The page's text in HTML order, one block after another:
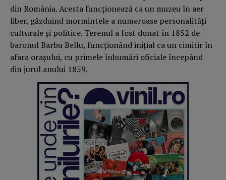
din România. Acesta funcţionează ca un muzeu în aer
liber, găzduind mormintele a numeroase personalităţi
culturale şi politice. Terenul a fost donat în 1852 de
baronul Barbu Bellu, funcţionând iniţial ca un cimitir în
afara oraşului, cu primele înhumări oficiale începând
din jurul anului 1859.